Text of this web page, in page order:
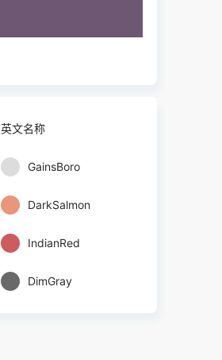
英文名称
GainsBoro
DarkSalmon
IndianRed
DimGray